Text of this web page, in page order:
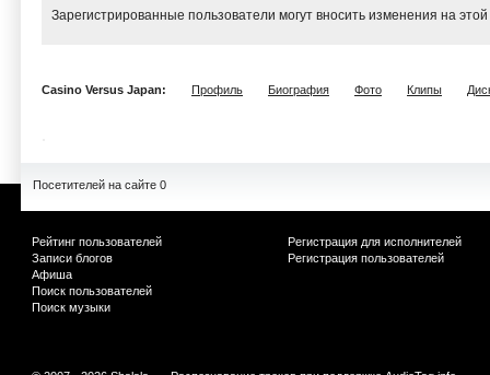
Зарегистрированные пользователи могут вносить изменения на
Casino Versus Japan: Профиль Биография Фото Клипы
Посетителей на сайте 0
Рейтинг пользователей
Записи блогов
Афиша
Поиск пользователей
Поиск музыки
Регистрация для исполнителей
Регистрация пользователей